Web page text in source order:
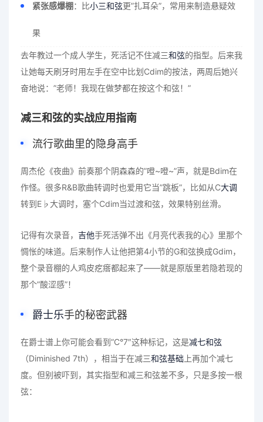
紧张感爆棚：比小三和弦更”扎耳朵”，常用来制造悬疑效
果
去年教过一个成人学生，死活记不住减三和弦的指型。后来我
让她每天刷牙时用左手在空中比划Cdim的按法，两周后她兴
奋地说：”老师！我现在做梦都在按这个和弦！”
减三和弦的实战应用指南
流行歌曲里的隐身高手
周杰伦《夜曲》前奏那个阴森森的”噔~噔~”声，就是Bdim在
作怪。很多R&B歌曲转调时也爱用它当”跳板”，比如从C大调
转到E♭大调时，塞个Cdim当过渡和弦，效果特别丝滑。
记得有次录音， 吉他手死活弹不出《月亮代表我的心》里那个
惆怅的味道。后来制作人让他把第4小节的G和弦换成Gdim，
整个录音棚的人鸡皮疙瘩都起来了——就是原版里若隐若现的
那个”酸涩感”！
爵士乐手的秘密武器
在爵士谱上你可能会看到”C°7″这种标记，这是减七和弦
（Diminished 7th），相当于在减三和弦基础 上再加个减七
度。但别被吓到，其实指型和减三和弦差不多，只是多按一根
弦：